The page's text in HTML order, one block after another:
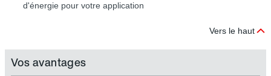
d'énergie pour votre application
Vers le haut
Vos avantages